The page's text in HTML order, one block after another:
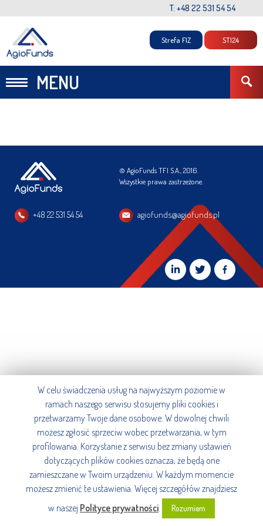
T: +48 22 531 54 54
MENU
Strefa FIZ STI24
© AgioFunds TFI S.A., 2016.
Wszystkie prawa zastrzeżone.
+48 22 531 54 54 agiofunds@agiofunds.pl
W celu świadczenia usług na najwyższym poziomie w
ramach naszego serwisu stosujemy pliki cookies i
przetwarzamy Twoje dane osobowe. W dowolnej chwili
możesz zgłosić sprzeciw wobec przetwarzania, w tym
profilowania. Korzystanie z serwisu bez zmiany ustawień
dotyczących plików cookies oznacza, że będą one
zamieszczane w Twoim urządzeniu. W każdym momencie
możesz zmienić te ustawienia. Więcej szczegółów znajdziesz
w naszej Polityce prywatności. Rozumiem